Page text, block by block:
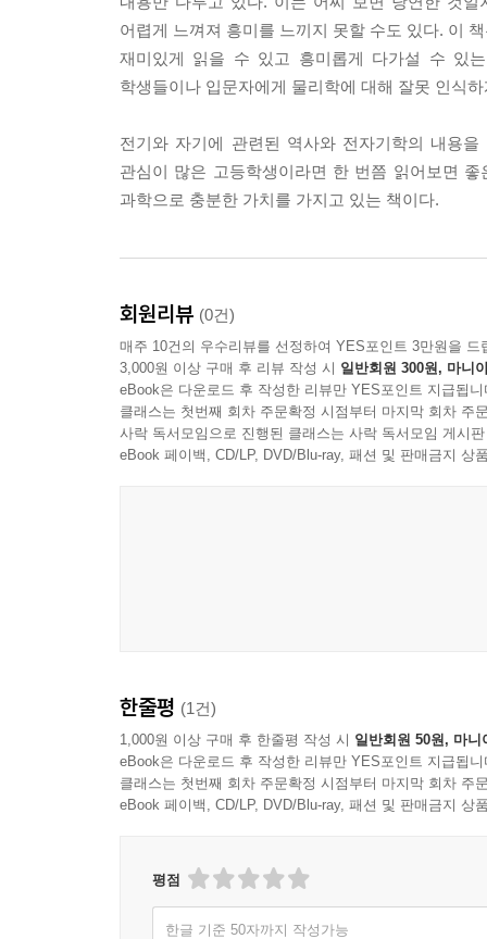
어렵게 느껴져 흥미를 느끼지 못할 수도 있다. 이
재미있게 읽을 수 있고 흥미롭게 다가설 수 있
학생들이나 입문자에게 물리학에 대해 잘못 인식
전기와 자기에 관련된 역사와 전자기학의 내용
관심이 많은 고등학생이라면 한 번쯤 읽어보면
과학으로 충분한 가치를 가지고 있는 책이다.
회원리뷰 (0건)
매주 10건의 우수리뷰를 선정하여 YES포인트 3만원을 드
3,000원 이상 구매 후 리뷰 작성 시 일반회원 300원, 마니
eBook은 다운로드 후 작성한 리뷰만 YES포인트 지급됩니
클래스는 첫번째 회차 주문확정 시점부터 마지막 회차 주
사락 독서모임으로 진행된 클래스는 사락 독서모임 게시
eBook 페이백, CD/LP, DVD/Blu-ray, 패션 및 판매금지 상
한줄평 (1건)
1,000원 이상 구매 후 한줄평 작성 시 일반회원 50원, 마니
eBook은 다운로드 후 작성한 리뷰만 YES포인트 지급됩니
클래스는 첫번째 회차 주문확정 시점부터 마지막 회차 주
eBook 페이백, CD/LP, DVD/Blu-ray, 패션 및 판매금지 상
평점
한글 기준 50자까지 작성가능